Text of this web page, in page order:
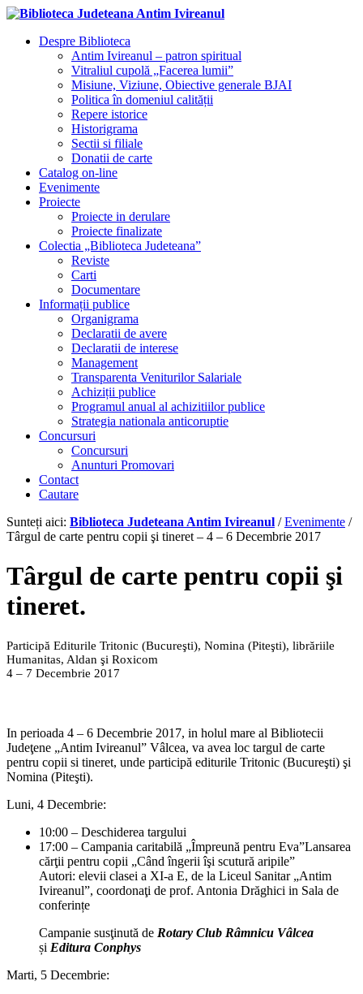
Despre Biblioteca
Antim Ivireanul – patron spiritual
Vitraliul cupolă „Facerea lumii”
Misiune, Viziune, Obiective generale BJAI
Politica în domeniul calității
Repere istorice
Historigrama
Sectii si filiale
Donatii de carte
Catalog on-line
Evenimente
Proiecte
Proiecte in derulare
Proiecte finalizate
Colectia „Biblioteca Judeteana”
Reviste
Carti
Documentare
Informații publice
Organigrama
Declaratii de avere
Declaratii de interese
Management
Transparenta Veniturilor Salariale
Achiziții publice
Programul anual al achizitiilor publice
Strategia nationala anticoruptie
Concursuri
Concursuri
Anunturi Promovari
Contact
Cautare
Sunteți aici: Biblioteca Judeteana Antim Ivireanul / Evenimente /
Târgul de carte pentru copii şi tineret – 4 – 6 Decembrie 2017
Târgul de carte pentru copii şi
tineret.
Participă Editurile Tritonic (Bucureşti), Nomina (Piteşti), librăriile
Humanitas, Aldan şi Roxicom
4 – 7 Decembrie 2017
In perioada 4 – 6 Decembrie 2017, in holul mare al Bibliotecii
Judeţene „Antim Ivireanul” Vâlcea, va avea loc targul de carte
pentru copii si tineret, unde participă editurile Tritonic (Bucureşti) şi
Nomina (Piteşti).
Luni, 4 Decembrie:
10:00 – Deschiderea targului
17:00 – Campania caritabilă „Împreună pentru Eva”Lansarea
cărţii pentru copii „Când îngerii îşi scutură aripile”
Autori: elevii clasei a XI-a E, de la Liceul Sanitar „Antim
Ivireanul”, coordonaţi de prof. Antonia Drăghici in Sala de
conferințe
Campanie susţinută de Rotary Club Râmnicu Vâlcea
și Editura Conphys
Marti, 5 Decembrie: